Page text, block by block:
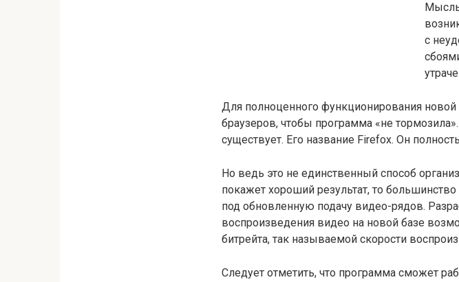
с
Для полноценного функционирования
браузеров, чтобы программа «не
существует. Его название Firefox. Он
Но ведь это не единственный способ
покажет хороший результат, то
под обновленную подачу видео-рядов.
воспроизведения видео на новой базе
битрейта, так называемой скорости
Следует отметить, что программа сможет